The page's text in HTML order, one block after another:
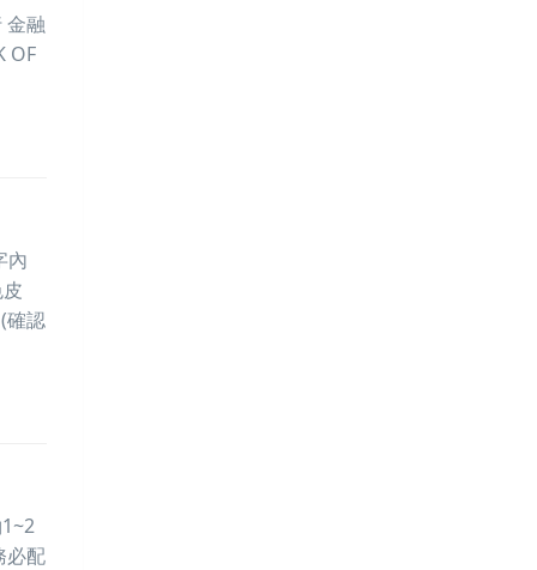
金融
OF
內
確認
必配